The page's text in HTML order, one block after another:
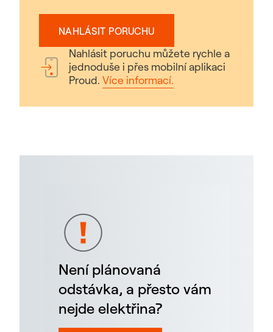
NAHLÁSIT PORUCHU
Nahlásit poruchu můžete rychle a
jednoduše i přes mobilní aplikaci
Proud. Více informací.
Není plánovaná
odstávka, a přesto vám
nejde elektřina?